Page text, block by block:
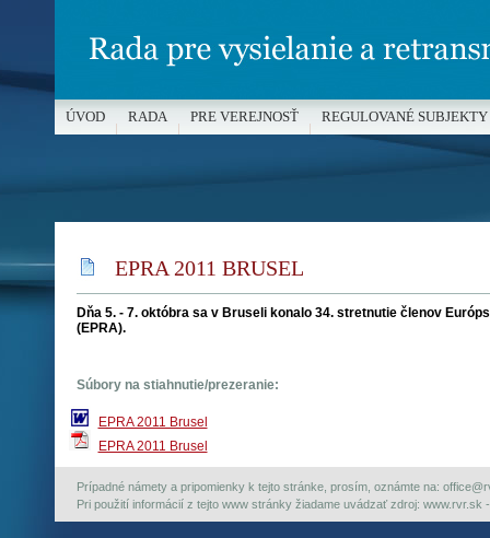
EPRA 2011 BRUSEL
Dňa 5. - 7. októbra sa v Bruseli konalo 34. stretnutie členov
(EPRA).
Súbory na stiahnutie/prezeranie:
EPRA 2011 Brusel
EPRA 2011 Brusel
Prípadné námety a pripomienky k tejto stránke, prosím, oznámte na:
Pri použití informácií z tejto www stránky žiadame uvádzať zdroj: www.rvr.sk
ÚVOD RADA PRE VEREJNOSŤ REGULOVANÉ SUBJEKTY